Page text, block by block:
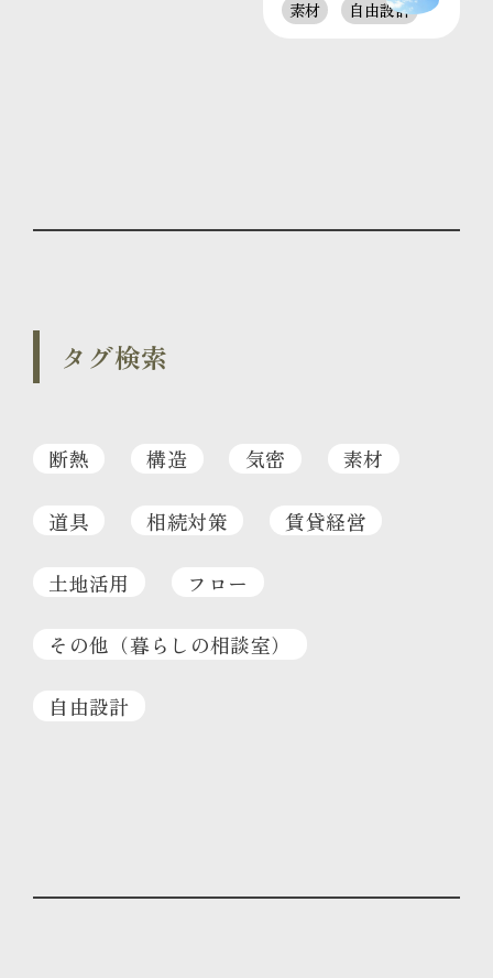
素材 自由設計
タグ検索
断熱 構造 気密 素材
道具 相続対策 賃貸経営
土地活用 フロー
その他（暮らしの相談室）
自由設計